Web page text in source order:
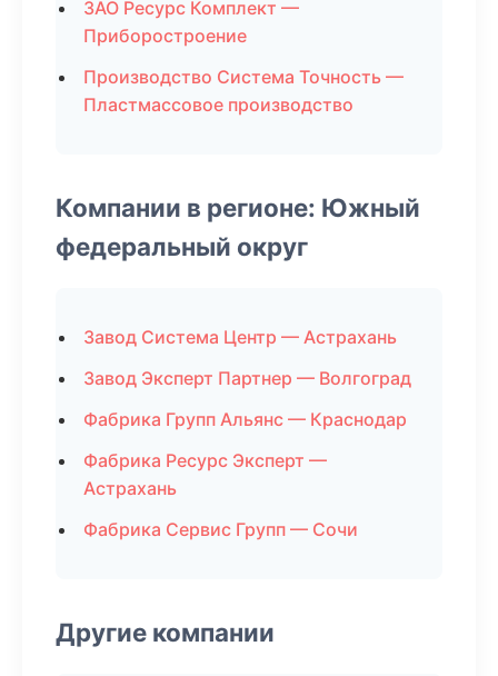
ЗАО Ресурс Комплект —
Приборостроение
Производство Система Точность —
Пластмассовое производство
Компании в регионе: Южный
федеральный округ
Завод Система Центр — Астрахань
Завод Эксперт Партнер — Волгоград
Фабрика Групп Альянс — Краснодар
Фабрика Ресурс Эксперт —
Астрахань
Фабрика Сервис Групп — Сочи
Другие компании